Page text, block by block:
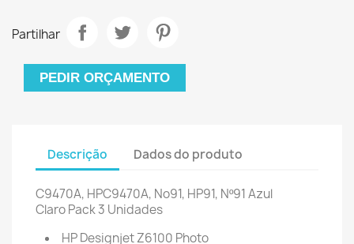
Partilhar
PEDIR ORÇAMENTO
Descrição Dados do produto
C9470A, HPC9470A, No91, HP91, Nº91 Azul
Claro Pack 3 Unidades
HP Designjet Z6100 Photo